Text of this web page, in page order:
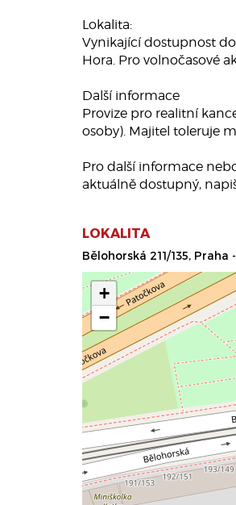
Lokalita:
Vynikající dostupnost do
Hora. Pro volnočasové
Další informace
Provize pro realitní
osoby). Majitel toleruje
Pro další informace
aktuálně dostupný,
LOKALITA
Bělohorská 211/135, Praha
+
−